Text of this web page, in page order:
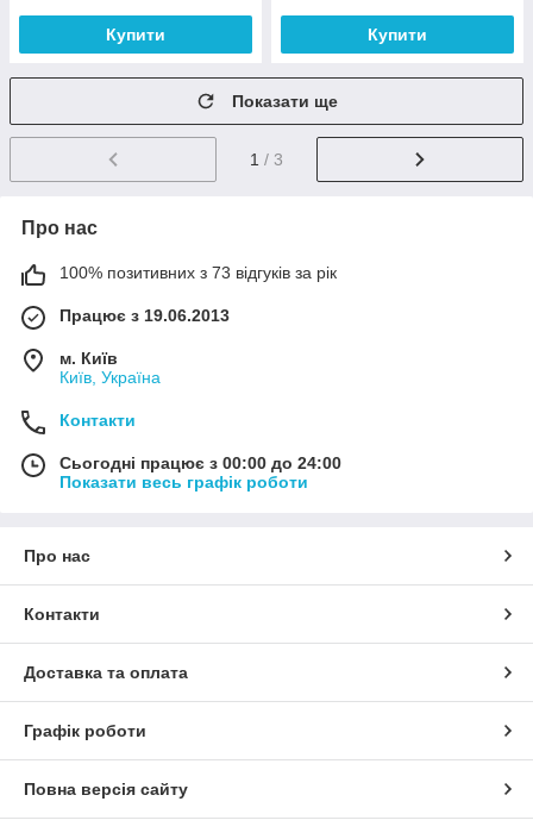
Купити Купити
Показати ще
1 / 3
Про нас
100% позитивних з 73 відгуків за рік
Працює з 19.06.2013
м. Київ
Київ, Україна
Контакти
Сьогодні працює з 00:00 до 24:00
Показати весь графік роботи
Про нас
Контакти
Доставка та оплата
Графік роботи
Повна версія сайту